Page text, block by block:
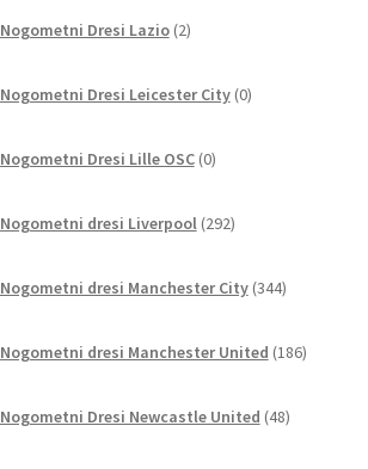
Nogometni Dresi Lazio 2izdelka
Nogometni Dresi Leicester City 0izdelkov
Nogometni Dresi Lille OSC 0izdelkov
Nogometni dresi Liverpool 292izdelkov
Nogometni dresi Manchester City 344izdelkov
Nogometni dresi Manchester United 186izdelkov
Nogometni Dresi Newcastle United 48izdelkov